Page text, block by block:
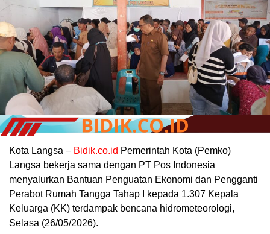
Kota Langsa – Bidik.co.id Pemerintah Kota (Pemko)
Langsa bekerja sama dengan PT Pos Indonesia
menyalurkan Bantuan Penguatan Ekonomi dan Pengganti
Perabot Rumah Tangga Tahap I kepada 1.307 Kepala
Keluarga (KK) terdampak bencana hidrometeorologi,
Selasa (26/05/2026).